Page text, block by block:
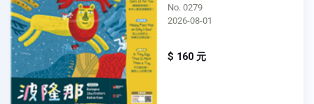
No. 0279
2026-08-01
$ 160 元